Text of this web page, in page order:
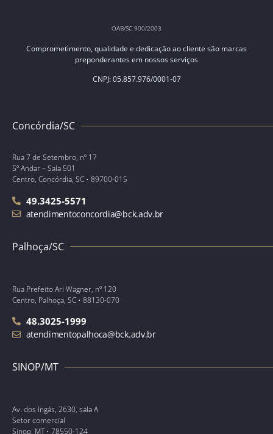
OAB/SC 900/2003
Comprometimento, qualidade e dedicação ao cliente são marcas
preponderantes em nossos serviços
CNPJ: 05.857.976/0001-07
Concórdia/SC
Rua 7 de Setembro, nº 17
5º Andar – Sala 501
Centro, Concórdia, SC • 89700-015
49.3425-5571
atendimentoconcordia@bck.adv.br
Palhoça/SC
Rua Prefeito Ari Wagner, nº 120
Centro, Palhoça, SC • 88130-070
48.3025-1999
atendimentopalhoca@bck.adv.br
SINOP/MT
Av. dos Ingás, 2630, sala A
Setor comercial
Sinop, MT • 78550-124